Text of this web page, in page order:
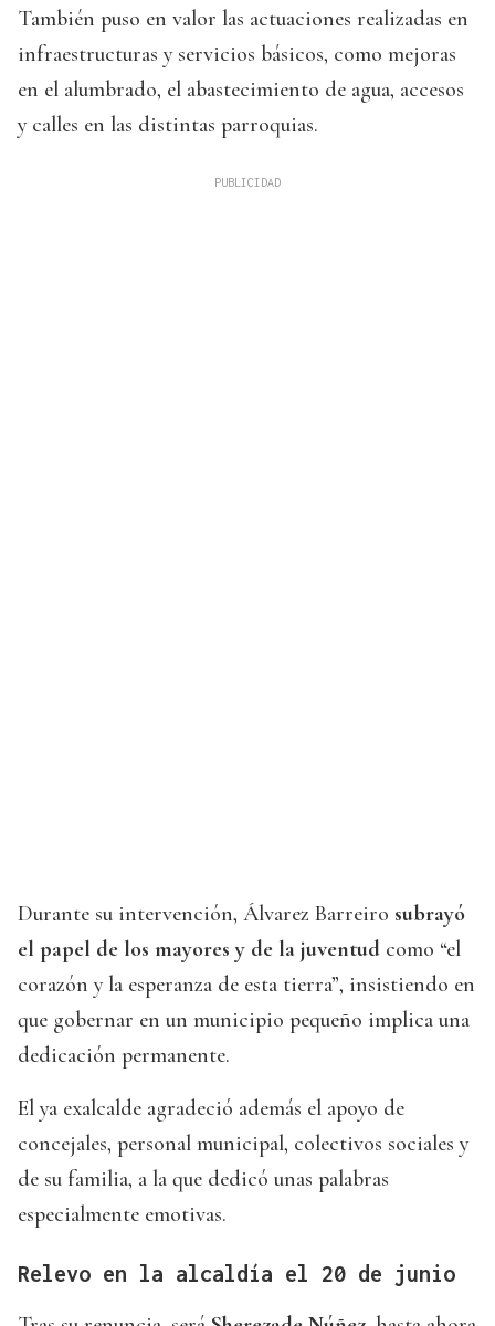
También puso en valor las actuaciones realizadas en
infraestructuras y servicios básicos, como mejoras
en el alumbrado, el abastecimiento de agua, accesos
y calles en las distintas parroquias.
Durante su intervención, Álvarez Barreiro subrayó
el papel de los mayores y de la juventud como “el
corazón y la esperanza de esta tierra”, insistiendo en
que gobernar en un municipio pequeño implica una
dedicación permanente.
El ya exalcalde agradeció además el apoyo de
concejales, personal municipal, colectivos sociales y
de su familia, a la que dedicó unas palabras
especialmente emotivas.
Relevo en la alcaldía el 20 de junio